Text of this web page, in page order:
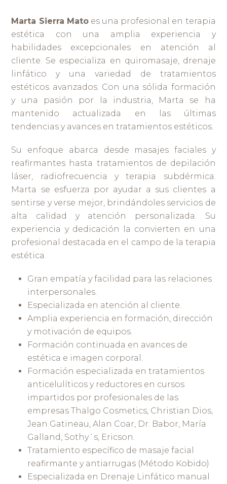
Marta Sierra Matoes una profesional en terapia
estética con una amplia experiencia y
habilidades excepcionales en atención al
cliente. Se especializa en quiromasaje, drenaje
linfático y una variedad de tratamientos
estéticos avanzados. Con una sólida formación
y una pasión por la industria, Marta se ha
mantenido actualizada en las últimas
tendencias y avances en tratamientos estéticos.
Su enfoque abarca desde masajes faciales y
reafirmantes hasta tratamientos de depilación
láser, radiofrecuencia y terapia subdérmica.
Marta se esfuerza por ayudar a sus clientes a
sentirse y verse mejor, brindándoles servicios de
alta calidad y atención personalizada. Su
experiencia y dedicación la convierten en una
profesional destacada en el campo de la terapia
estética.
Gran empatía y facilidad para las relaciones
interpersonales.
Especializada en atención al cliente.
Amplia experiencia en formación, dirección
y motivación de equipos.
Formación continuada en avances de
estética e imagen corporal.
Formación especializada en tratamientos
anticelulíticos y reductores en cursos
impartidos por profesionales de las
empresas Thalgo Cosmetics, Christian Dios,
Jean Gatineau, Alan Coar, Dr. Babor, María
Galland, Sothy´s, Ericson.
Tratamiento específico de masaje facial
reafirmante y antiarrugas (Método Kobido)
Especializada en Drenaje Linfático manual